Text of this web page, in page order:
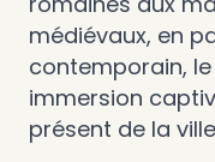
médiévaux, en
contemporain,
immersion
présent de la